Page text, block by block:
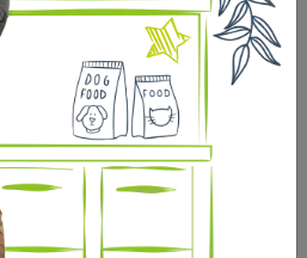
de toutes races
36%, pois, graisse
de terre, pois chiche,
levure de bière (source
de protéines animales,
(origine marine),
feuilles d&#39;artichaut, ortie
de sureau.